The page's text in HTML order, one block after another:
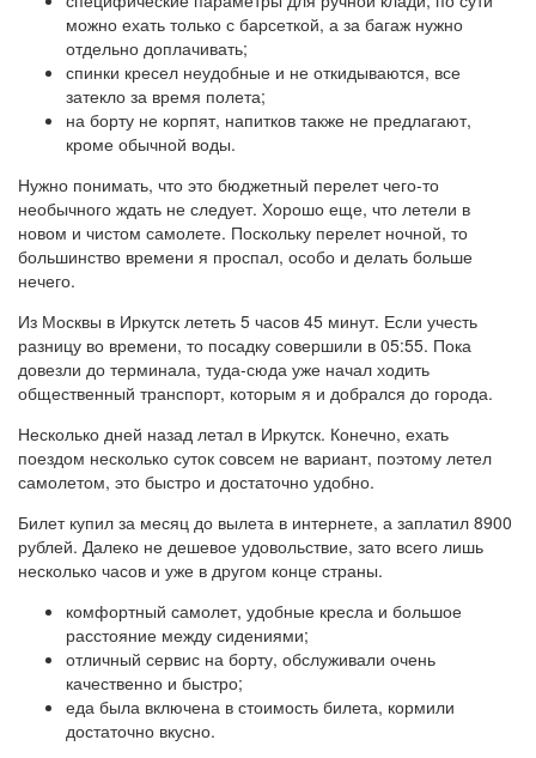
можно ехать только с барсеткой, а за багаж нужно
отдельно доплачивать;
спинки кресел неудобные и не откидываются, все
затекло за время полета;
на борту не корпят, напитков также не предлагают,
кроме обычной воды.
Нужно понимать, что это бюджетный перелет чего-то
необычного ждать не следует. Хорошо еще, что летели в
новом и чистом самолете. Поскольку перелет ночной, то
большинство времени я проспал, особо и делать больше
нечего.
Из Москвы в Иркутск лететь 5 часов 45 минут. Если учесть
разницу во времени, то посадку совершили в 05:55. Пока
довезли до терминала, туда-сюда уже начал ходить
общественный транспорт, которым я и добрался до города.
Несколько дней назад летал в Иркутск. Конечно, ехать
поездом несколько суток совсем не вариант, поэтому летел
самолетом, это быстро и достаточно удобно.
Билет купил за месяц до вылета в интернете, а заплатил 8900
рублей. Далеко не дешевое удовольствие, зато всего лишь
несколько часов и уже в другом конце страны.
комфортный самолет, удобные кресла и большое
расстояние между сидениями;
отличный сервис на борту, обслуживали очень
качественно и быстро;
еда была включена в стоимость билета, кормили
достаточно вкусно.